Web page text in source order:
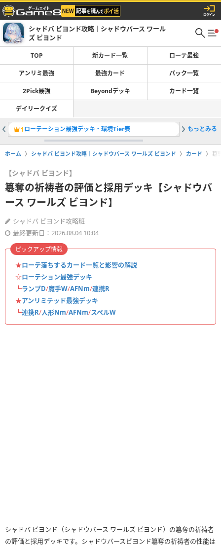
シャドバ ビヨンド攻略｜シャドウバース ワール
ズ ビヨンド
TOP 新カード一覧 ローテ最強
アンリミ最強 最強カード パック一覧
2Pick最強 Beyondデッキ カード一覧
デイリークイズ
1ローテーション最強デッキ・環境Tier表 2魔手ウ
もっとみる
ホーム シャドバ ビヨンド攻略｜シャドウバース ワールズ ビヨンド カード 簒
【シャドバ ビヨンド】
簒奪の祈祷者の評価と採用デッキ【シャドウバ
ース ワールズ ビヨンド】
シャドバ ビヨンド攻略班
最終更新日：2026.08.04 10:04
★ローテ落ちするカード一覧と影響の解説
☆ローテション最強デッキ
┗ランプD/魔手W/AFNm/連携R
★アンリミテッド最強デッキ
┗連携R/人形Nm/AFNm/スペルW
ピックアップ情報
シャドバ ビヨンド（シャドウバース ワールズ ビヨンド）の簒奪の祈祷者
の評価と採用デッキです。シャドウバースビヨンド簒奪の祈祷者の性能は